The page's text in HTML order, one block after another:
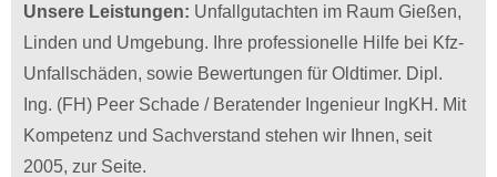
Unsere Leistungen: Unfallgutachten im Raum Gießen,
Linden und Umgebung. Ihre professionelle Hilfe bei Kfz-
Unfallschäden, sowie Bewertungen für Oldtimer. Dipl.
Ing. (FH) Peer Schade / Beratender Ingenieur IngKH. Mit
Kompetenz und Sachverstand stehen wir Ihnen, seit
2005, zur Seite.